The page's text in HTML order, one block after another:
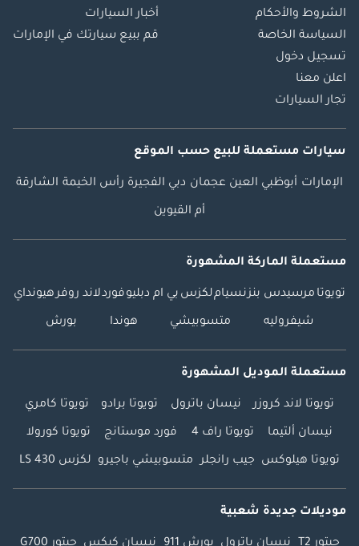
الشروط والأحكام
السياسة الخاصة
تسجيل دخول
اعلن معنا
تجار السيارات
أخبار السيارات
قم ببيع سيارتك في الإمارات
سيارات مستعملة للبيع حسب الموقع
الإمارات أبوظبي العين عجمان دبي الفجيرة رأس الخيمة الشارقة
أم القيوين
مستعملة الماركة المشهورة
تويوتا مرسيدس بنزنسياملكزس بي ام دبليوفوردلاند روفرهيونداي
شيفروليه متسوبيشي هوندا بورش
مستعملة الموديل المشهورة
تويوتا لاند كروزر نيسان باترول تويوتا برادو تويوتا كامري
نيسان ألتيما تويوتا راف 4 فورد موستانج تويوتا كورولا
تويوتا هيلوكس جيب رانجلر متسوبيشي باجيرو لكزس LS 430
موديلات جديدة شعبية